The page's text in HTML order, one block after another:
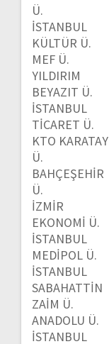
Ü.
İSTANBUL
KÜLTÜR Ü.
MEF Ü.
YILDIRIM
BEYAZIT Ü.
İSTANBUL
TİCARET Ü.
KTO KARATAY
Ü.
BAHÇEŞEHİR
Ü.
İZMİR
EKONOMİ Ü.
İSTANBUL
MEDİPOL Ü.
İSTANBUL
SABAHATTİN
ZAİM Ü.
ANADOLU Ü.
İSTANBUL